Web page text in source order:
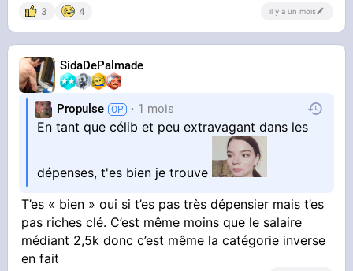
3 4 il y a un mois
SidaDePalmade
Propulse 1 mois
En tant que célib et peu extravagant dans les
dépenses, t'es bien je trouve
T’es « bien » oui si t’es pas très dépensier mais t’es
pas riches clé. C’est même moins que le salaire
médiant 2,5k donc c’est même la catégorie inverse
en fait